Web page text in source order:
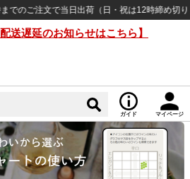
のご注文で当日出荷（日・祝は12時締め切り）
送遅延のお知らせはこちら】
ガイド マイページ